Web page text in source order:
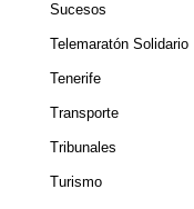
Sucesos
Telemaratón Solidario
Tenerife
Transporte
Tribunales
Turismo